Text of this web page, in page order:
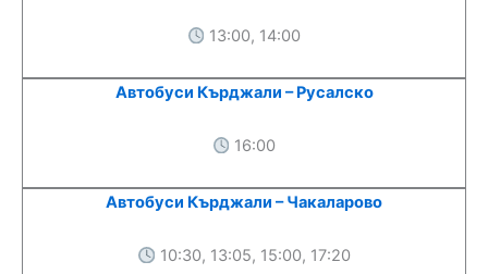
13:00, 14:00
Автобуси Кърджали – Русалско
16:00
Автобуси Кърджали – Чакаларово
10:30, 13:05, 15:00, 17:20